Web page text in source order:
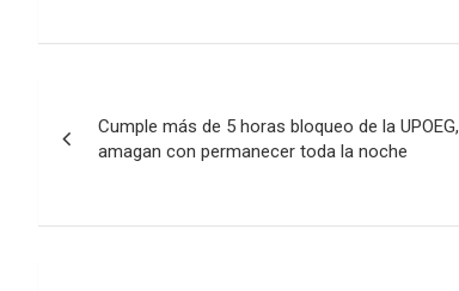
de
Cumple más de 5 horas bloqueo de la UPOEG,
amagan con permanecer toda la noche